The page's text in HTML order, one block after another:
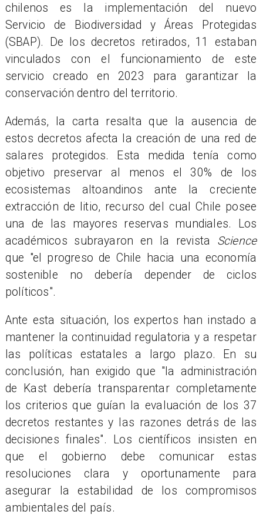
chilenos es la implementación del nuevo
Servicio de Biodiversidad y Áreas Protegidas
(SBAP). De los decretos retirados, 11 estaban
vinculados con el funcionamiento de este
servicio creado en 2023 para garantizar la
conservación dentro del territorio.
Además, la carta resalta que la ausencia de
estos decretos afecta la creación de una red de
salares protegidos. Esta medida tenía como
objetivo preservar al menos el 30% de los
ecosistemas altoandinos ante la creciente
extracción de litio, recurso del cual Chile posee
una de las mayores reservas mundiales. Los
académicos subrayaron en la revista Science
que "el progreso de Chile hacia una economía
sostenible no debería depender de ciclos
políticos".
Ante esta situación, los expertos han instado a
mantener la continuidad regulatoria y a respetar
las políticas estatales a largo plazo. En su
conclusión, han exigido que "la administración
de Kast debería transparentar completamente
los criterios que guían la evaluación de los 37
decretos restantes y las razones detrás de las
decisiones finales". Los científicos insisten en
que el gobierno debe comunicar estas
resoluciones clara y oportunamente para
asegurar la estabilidad de los compromisos
ambientales del país.